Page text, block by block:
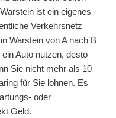
ist ein eigenes
Verkehrsnetz
Warstein von A nach B
Auto nutzen, desto
Sie nicht mehr als 10
für Sie lohnen. Es
oder
Geld.